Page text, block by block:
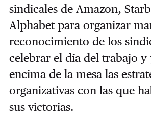
sindicales de Amazon,
Alphabet para organizar
reconocimiento de los
celebrar el día del trabajo y
encima de la mesa las
organizativas con las que
sus victorias.